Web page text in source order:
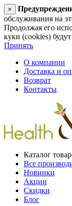
×
обслуживания на
Продолжая его
куки (cookies)
Принять
О компании
Доставка и
Возврат
Контакты
Каталог
Все
Новинки
Акции
Скидки
Блог